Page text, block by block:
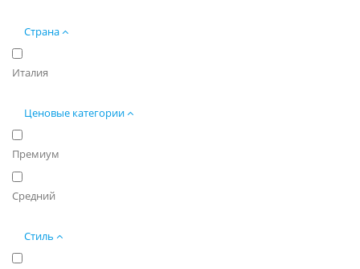
Страна
Италия
Ценовые категории
Премиум
Средний
Стиль